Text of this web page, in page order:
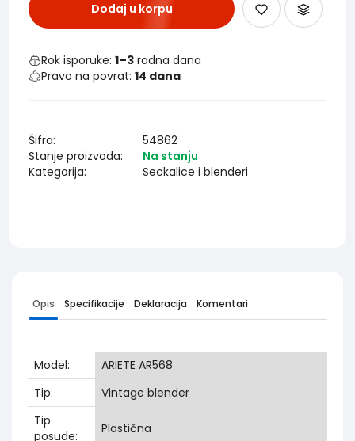
Dodaj u korpu
Rok isporuke:1–3 radna dana
Pravo na povrat:14 dana
Šifra:
54862
Stanje proizvoda:
Na stanju
Kategorija:
Seckalice i blenderi
Opis Specifikacije Deklaracija Komentari
Model:
ARIETE AR568
Tip:
Vintage blender
Tip
posude:
Plastična